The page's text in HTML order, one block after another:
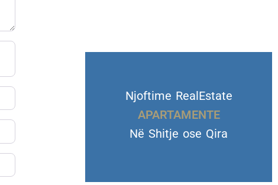
Njoftime RealEstate
VILA DHE TROJE
Në Shitje ose Qira